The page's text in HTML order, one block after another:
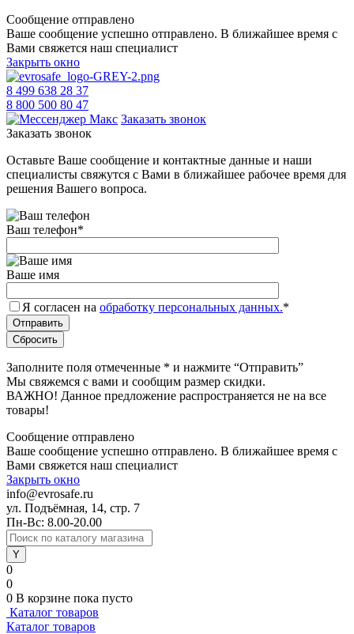
Сообщение отправлено
Ваше сообщение успешно отправлено. В ближайшее время с
Вами свяжется наш специалист
Закрыть окно
8 499 638 28 37
8 800 500 80 47
Заказать звонок
Заказать звонок
Оставьте Ваше сообщение и контактные данные и наши
специалисты свяжутся с Вами в ближайшее рабочее время для
решения Вашего вопроса.
Ваш телефон*
Ваше имя
Я согласен на обработку персональных данных.*
Заполните поля отмеченные * и нажмите “Отправить”
Мы свяжемся с вами и сообщим размер скидки.
ВАЖНО! Данное предложение распространяется не на все
товары!
Сообщение отправлено
Ваше сообщение успешно отправлено. В ближайшее время с
Вами свяжется наш специалист
Закрыть окно
info@evrosafe.ru
ул. Подъёмная, 14, стр. 7
Пн-Вс: 8.00-20.00
0
0
0 В корзине пока пусто
Каталог товаров
Каталог товаров